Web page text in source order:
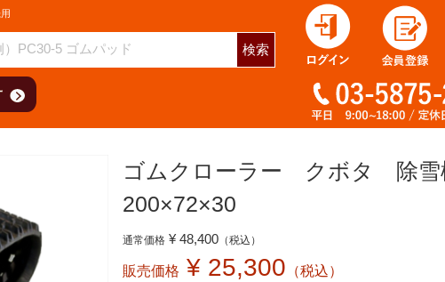
検索
ゴムクローラー クボタ 除
200×72×30
通常価格 ¥ 48,400（税込）
販売価格 ¥ 25,300 （税込）